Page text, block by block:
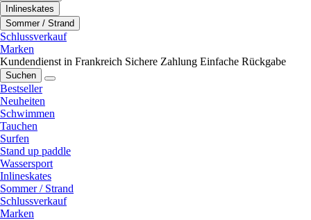
Inlineskates
Sommer / Strand
Schlussverkauf
Marken
Kundendienst in Frankreich Sichere Zahlung Einfache Rückgabe
Suchen
Bestseller
Neuheiten
Schwimmen
Tauchen
Surfen
Stand up paddle
Wassersport
Inlineskates
Sommer / Strand
Schlussverkauf
Marken